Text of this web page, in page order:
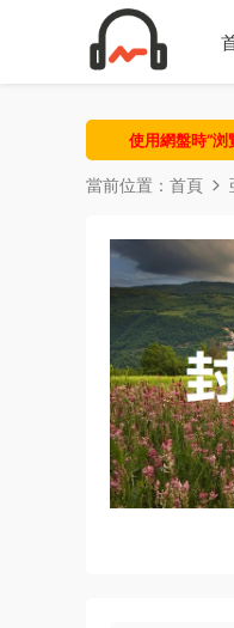
使用網盤時“
當前位置： 首頁